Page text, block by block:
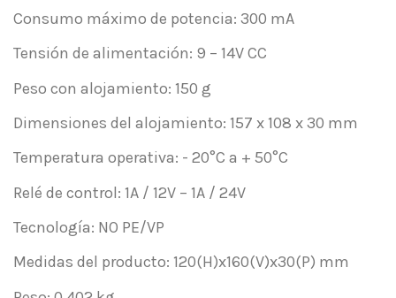
Consumo máximo de potencia: 300 mA
Tensión de alimentación: 9 – 14V CC
Peso con alojamiento: 150 g
Dimensiones del alojamiento: 157 x 108 x 30 mm
Temperatura operativa: - 20°C a + 50°C
Relé de control: 1A / 12V – 1A / 24V
Tecnología: NO PE/VP
Medidas del producto: 120(H)x160(V)x30(P) mm